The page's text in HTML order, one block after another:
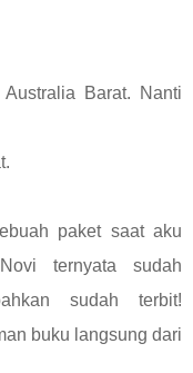
Barat. Nanti
paket saat aku
ternyata sudah
sudah terbit!
buku langsung dari